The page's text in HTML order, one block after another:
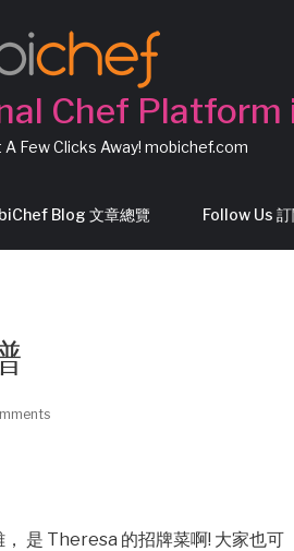
Chef Platform
Few Clicks Away! mobichef.com
Blog 文章總覽 Follow Us
是 Theresa 的招牌菜啊! 大家也可